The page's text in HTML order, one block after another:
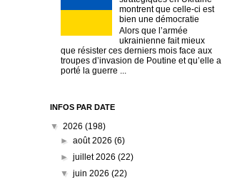
montrent que celle-ci est
bien une démocratie
Alors que l’armée
ukrainienne fait mieux
que résister ces derniers mois face aux
troupes d’invasion de Poutine et qu’elle a
porté la guerre ...
INFOS PAR DATE
▼ 2026 (198)
►août 2026(6)
►juillet 2026(22)
▼juin 2026(22)